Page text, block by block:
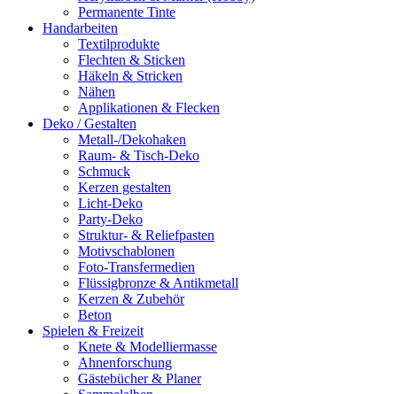
Permanente Tinte
Handarbeiten
Textilprodukte
Flechten & Sticken
Häkeln & Stricken
Nähen
Applikationen & Flecken
Deko / Gestalten
Metall-/Dekohaken
Raum- & Tisch-Deko
Schmuck
Kerzen gestalten
Licht-Deko
Party-Deko
Struktur- & Reliefpasten
Motivschablonen
Foto-Transfermedien
Flüssigbronze & Antikmetall
Kerzen & Zubehör
Beton
Spielen & Freizeit
Knete & Modelliermasse
Ahnenforschung
Gästebücher & Planer